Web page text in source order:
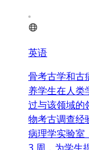
英语
骨考古学和古
养学生在人类
过与该领域的
物考古调查经
病理学实验室